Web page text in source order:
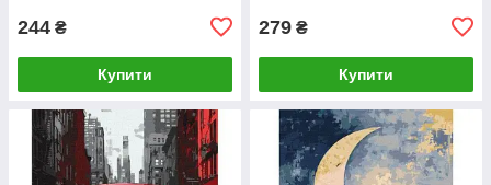
244 ₴
Купити
279 ₴
Купити